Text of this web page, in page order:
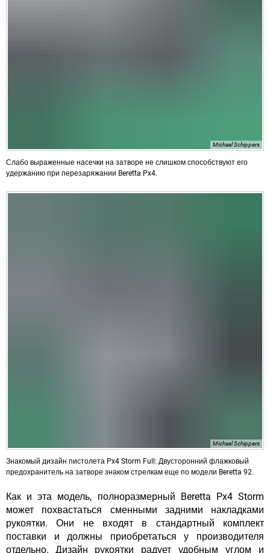
Michael Schippers
Слабо выраженные насечки на затворе не слишком способствуют его
удержанию при перезаряжании Beretta Px4.
Michael Schippers
Знакомый дизайн пистолета Px4 Storm Full: Двусторонний флажковый
предохранитель на затворе знаком стрелкам еще по модели Beretta 92.
Как и эта модель, полноразмерный Beretta Px4 Storm
может похвастаться сменными задними накладками
рукоятки. Они не входят в стандартный комплект
поставки и должны приобретаться у производителя
отдельно. Дизайн рукоятки радует удобным углом и